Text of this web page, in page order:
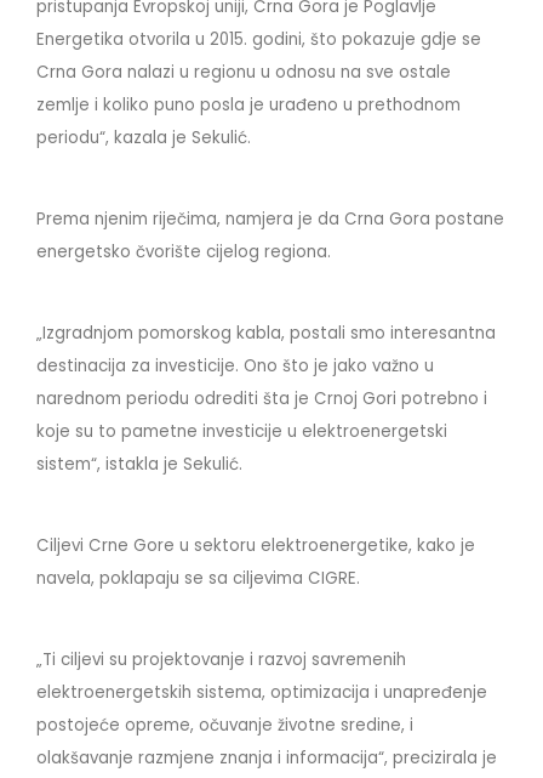
pristupanja Evropskoj uniji, Crna Gora je Poglavlje
Energetika otvorila u 2015. godini, što pokazuje gdje se
Crna Gora nalazi u regionu u odnosu na sve ostale
zemlje i koliko puno posla je urađeno u prethodnom
periodu“, kazala je Sekulić.
Prema njenim riječima, namjera je da Crna Gora postane
energetsko čvorište cijelog regiona.
„Izgradnjom pomorskog kabla, postali smo interesantna
destinacija za investicije. Ono što je jako važno u
narednom periodu odrediti šta je Crnoj Gori potrebno i
koje su to pametne investicije u elektroenergetski
sistem“, istakla je Sekulić.
Ciljevi Crne Gore u sektoru elektroenergetike, kako je
navela, poklapaju se sa ciljevima CIGRE.
„Ti ciljevi su projektovanje i razvoj savremenih
elektroenergetskih sistema, optimizacija i unapređenje
postojeće opreme, očuvanje životne sredine, i
olakšavanje razmjene znanja i informacija“, precizirala je